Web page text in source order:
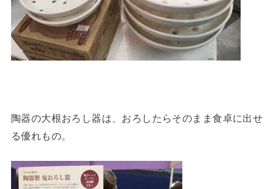
陶器の大根おろし器は、おろしたらそのまま食卓に出せ
る優れもの。